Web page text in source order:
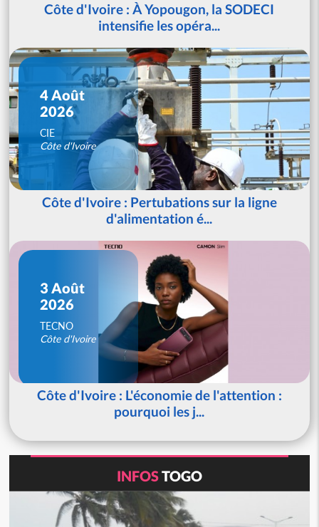
Côte d'Ivoire : À Yopougon, la SODECI
intensifie les opéra...
4 Août
2026
CIE
Côte d'Ivoire
Côte d'Ivoire : Pertubations sur la ligne
d'alimentation é...
3 Août
2026
TECNO
Côte d'Ivoire
Côte d'Ivoire : L'économie de l'attention :
pourquoi les j...
INFOSTOGO